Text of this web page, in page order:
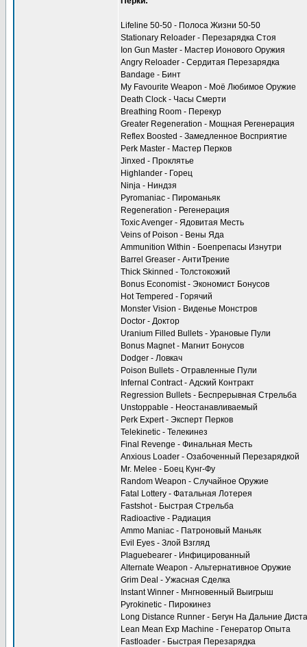
Lifeline 50-50 - Полоса Жизни 50-50
Stationary Reloader - Перезарядка Стоя
Ion Gun Master - Мастер Ионового Оружия
Angry Reloader - Сердитая Перезарядка
Bandage - Бинт
My Favourite Weapon - Моё Любимое Оружие
Death Clock - Часы Смерти
Breathing Room - Перекур
Greater Regeneration - Мощная Регенерация
Reflex Boosted - Замедленное Восприятие
Perk Master - Мастер Перков
Jinxed - Проклятье
Highlander - Горец
Ninja - Ниндзя
Pyromaniac - Пироманьяк
Regeneration - Регенерация
Toxic Avenger - Ядовитая Месть
Veins of Poison - Вены Яда
Ammunition Within - Боепрепасы Изнутри
Barrel Greaser - АнтиТрение
Thick Skinned - Толстокожий
Bonus Economist - Экономист Бонусов
Hot Tempered - Горячий
Monster Vision - Виденье Монстров
Doctor - Доктор
Uranium Filled Bullets - Урановые Пули
Bonus Magnet - Магнит Бонусов
Dodger - Ловкач
Poison Bullets - Отравленные Пули
Infernal Contract - Адский Контракт
Regression Bullets - Беспрерывная Стрельба
Unstoppable - Неостанавливаемый
Perk Expert - Эксперт Перков
Telekinetic - Телекинез
Final Revenge - Финальная Месть
Anxious Loader - Озабоченный Перезарядкой
Mr. Melee - Боец Кунг-Фу
Random Weapon - Случайное Оружие
Fatal Lottery - Фатальная Лотерея
Fastshot - Быстрая Стрельба
Radioactive - Радиация
Ammo Maniac - Патроновый Маньяк
Evil Eyes - Злой Взгляд
Plaguebearer - Инфицированный
Alternate Weapon - Альтернативное Оружие
Grim Deal - Ужасная Сделка
Instant Winner - Мнгновенный Выигрыш
Pyrokinetic - Пирокинез
Long Distance Runner - Бегун На Дальние
Lean Mean Exp Machine - Генератор Опыта
Fastloader - Быстрая Перезарядка